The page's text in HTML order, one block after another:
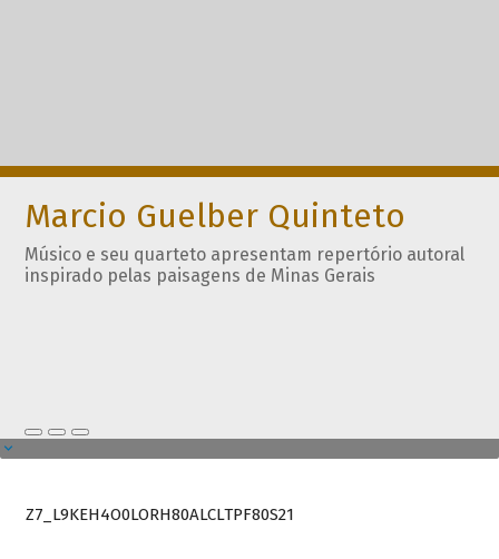
Marcio Guelber Quinteto
Músico e seu quarteto apresentam repertório autoral
inspirado pelas paisagens de Minas Gerais
Z7_L9KEH4O0LORH80ALCLTPF80S21